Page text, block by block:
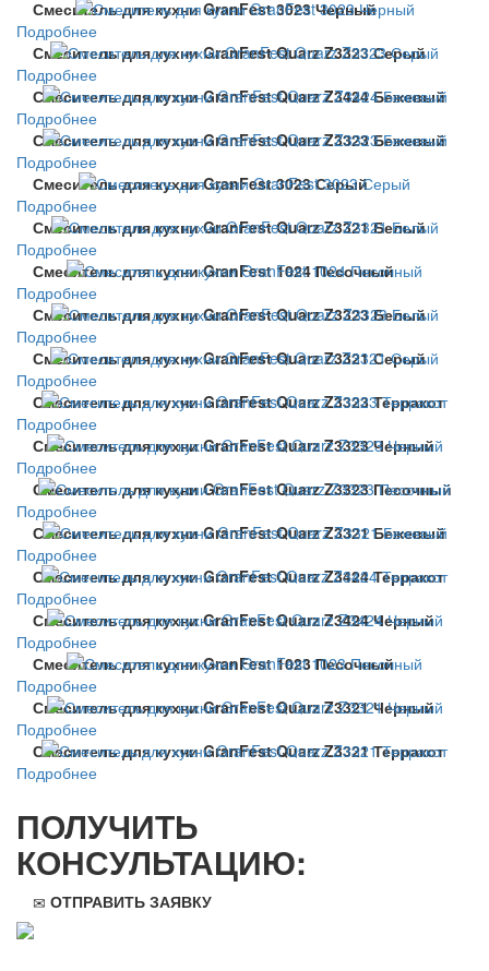
Смеситель для кухни GranFest 3023 Черный
Подробнее
Смеситель для кухни GranFest Quarz Z3323 Серый
Подробнее
Смеситель для кухни GranFest Quarz Z3424 Бежевый
Подробнее
Смеситель для кухни GranFest Quarz Z3323 Бежевый
Подробнее
Смеситель для кухни GranFest 3023 Серый
Подробнее
Смеситель для кухни GranFest Quarz Z3321 Белый
Подробнее
Смеситель для кухни GranFest 1024 Песочный
Подробнее
Смеситель для кухни GranFest Quarz Z3323 Белый
Подробнее
Смеситель для кухни GranFest Quarz Z3321 Серый
Подробнее
Смеситель для кухни GranFest Quarz Z3323 Терракот
Подробнее
Смеситель для кухни GranFest Quarz Z3323 Черный
Подробнее
Смеситель для кухни GranFest Quarz Z3323 Песочный
Подробнее
Смеситель для кухни GranFest Quarz Z3321 Бежевый
Подробнее
Смеситель для кухни GranFest Quarz Z3424 Терракот
Подробнее
Смеситель для кухни GranFest Quarz Z3424 Черный
Подробнее
Смеситель для кухни GranFest 1023 Песочный
Подробнее
Смеситель для кухни GranFest Quarz Z3321 Черный
Подробнее
Смеситель для кухни GranFest Quarz Z3321 Терракот
Подробнее
ПОЛУЧИТЬ
КОНСУЛЬТАЦИЮ:
ОТПРАВИТЬ ЗАЯВКУ